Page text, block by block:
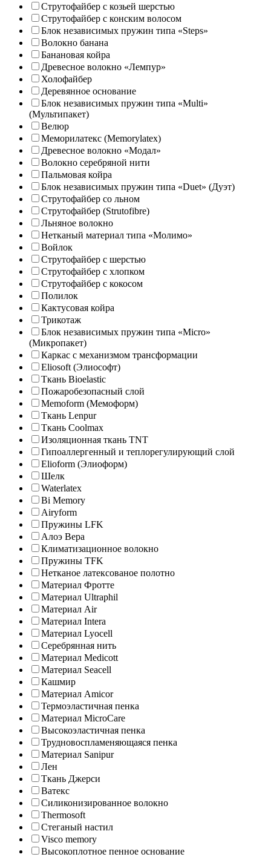
Струтофайбер с козьей шерстью
Струтофайбер с конским волосом
Блок независимых пружин типа «Steps»
Волокно банана
Банановая койра
Древесное волокно «Лемпур»
Холофайбер
Деревянное основание
Блок независимых пружин типа «Multi»
(Мультипакет)
Велюр
Меморилатекс (Memorylatex)
Древесное волокно «Модал»
Волокно серебряной нити
Пальмовая койра
Блок независимых пружин типа «Duet» (Дуэт)
Струтофайбер со льном
Струтофайбер (Strutofibre)
Льняное волокно
Нетканый материал типа «Молимо»
Войлок
Струтофайбер с шерстью
Струтофайбер с хлопком
Струтофайбер с кокосом
Полилок
Кактусовая койра
Трикотаж
Блок независимых пружин типа «Micro»
(Микропакет)
Каркас с механизмом трансформации
Eliosoft (Элиософт)
Ткань Bioelastic
Пожаробезопасный слой
Memoform (Мемоформ)
Ткань Lenpur
Ткань Coolmax
Изоляционная ткань TNT
Гипоаллергенный и теплорегулирующий слой
Elioform (Элиоформ)
Шелк
Waterlatex
Bi Memory
Airyform
Пружины LFK
Алоэ Вера
Климатизационное волокно
Пружины TFK
Нетканое латексованое полотно
Материал Фротте
Материал Ultraphil
Материал Air
Материал Intera
Материал Lyocell
Серебрянная нить
Материал Medicott
Материал Seacell
Кашмир
Материал Amicor
Термоэластичная пенка
Материал MicroCare
Высокоэластичная пенка
Трудновоспламеняющаяся пенка
Материал Sanipur
Лен
Ткань Джерси
Ватекс
Силиконизированное волокно
Thermosoft
Стеганый настил
Visco memory
Высокоплотное пенное основание